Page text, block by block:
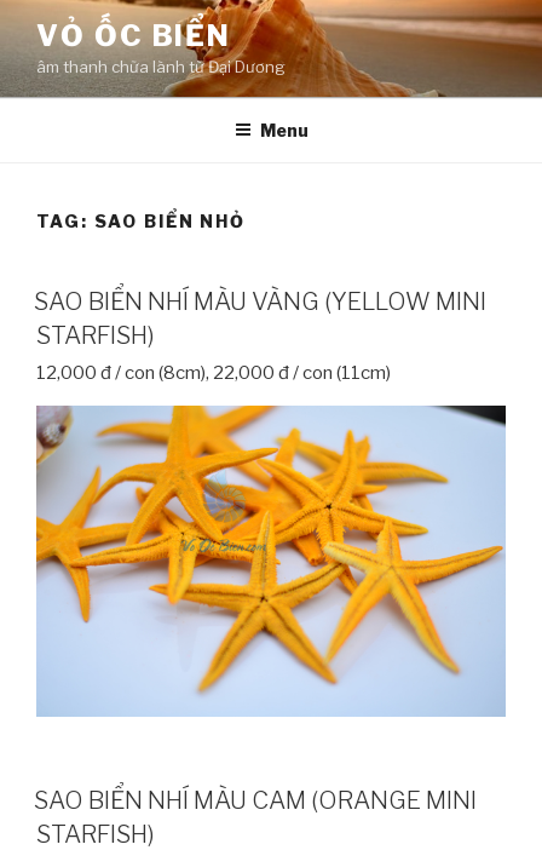
content
VỎ ỐC BIỂN
âm thanh chữa lành từ Đại Dương
Menu
TAG: SAO BIỂN NHỎ
SAO BIỂN NHÍ MÀU VÀNG (YELLOW MINI
STARFISH)
12,000 đ / con (8cm), 22,000 đ / con (11cm)
SAO BIỂN NHÍ MÀU CAM (ORANGE MINI
STARFISH)